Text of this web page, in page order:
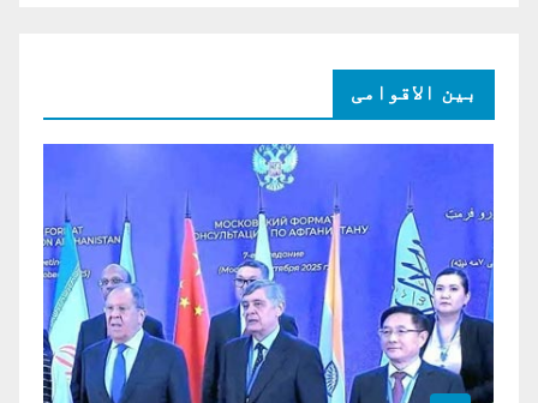
بین الاقوامی